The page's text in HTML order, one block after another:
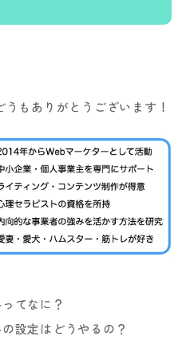
もありがとうございます！
てなに？
設定はどうやるの？